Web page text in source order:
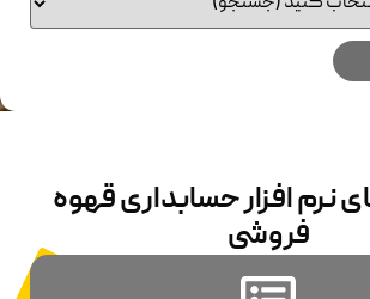
نرم افزار حسابداری قهوه
فروشی